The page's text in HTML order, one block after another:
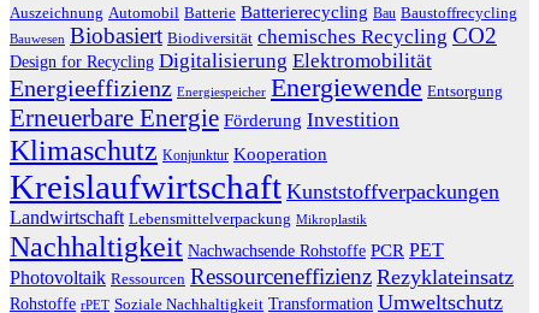
Auszeichnung Automobil Batterie Batterierecycling Bau Baustoffrecycling
Bauwesen Biobasiert Biodiversität chemisches Recycling CO2
Design for Recycling Digitalisierung Elektromobilität
Energieeffizienz Energiespeicher Energiewende Entsorgung
Erneuerbare Energie Förderung Investition
Klimaschutz Konjunktur Kooperation
Kreislaufwirtschaft Kunststoffverpackungen
Landwirtschaft Lebensmittelverpackung Mikroplastik
Nachhaltigkeit Nachwachsende Rohstoffe PCR PET
Photovoltaik Ressourcen Ressourceneffizienz Rezyklateinsatz
Rohstoffe rPET Soziale Nachhaltigkeit Transformation Umweltschutz